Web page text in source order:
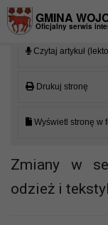
GMINA
Oficjalny serwis
Czytaj artykuł
Drukuj stronę
Wyświetl stronę w
Zmiany w
odzież i